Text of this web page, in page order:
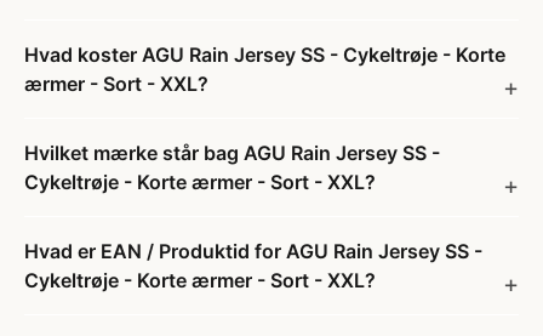
Hvad koster AGU Rain Jersey SS - Cykeltrøje - Korte
ærmer - Sort - XXL?
Hvilket mærke står bag AGU Rain Jersey SS -
Cykeltrøje - Korte ærmer - Sort - XXL?
Hvad er EAN / Produktid for AGU Rain Jersey SS -
Cykeltrøje - Korte ærmer - Sort - XXL?